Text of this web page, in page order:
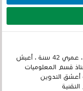
إسمي الكامل الحسين مزواد ، مغربي الجنسية ، عمري 42 سنة ، أعيش
قسم المعلوميات
أعشق التدوين